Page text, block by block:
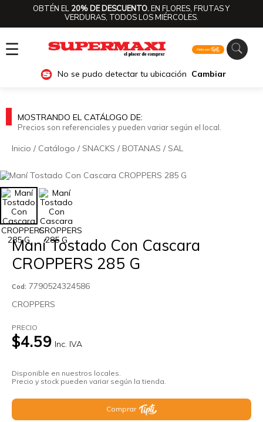
OBTÉN EL 20% DE DESCUENTO.EN FLORES, FRUTAS Y
VERDURAS, TODOS LOS MIÉRCOLES.
☰
No se pudo detectar tu ubicación Cambiar
MOSTRANDO EL CATÁLOGO DE:
Precios son referenciales y pueden variar según el local.
Inicio / Catálogo / SNACKS / BOTANAS / SAL
Maní Tostado Con Cascara
CROPPERS 285 G
Cod: 7790524324586
CROPPERS
PRECIO
$4.59 Inc. IVA
Disponible en nuestros locales.
Precio y stock pueden variar según la tienda.
Comprar